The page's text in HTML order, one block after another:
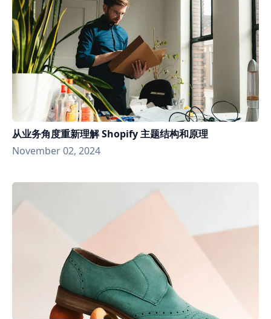
从业务角度重新理解 Shopify 主题结构和原理
November 02, 2024